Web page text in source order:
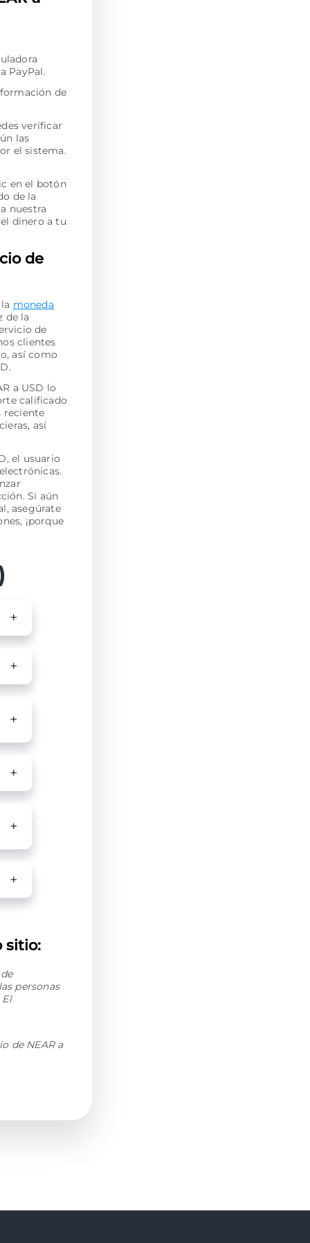
PayPal.
de
verificar
las
el sistema.
en el botón
de la
nuestra
dinero a tu
de
moneda
de la
de
clientes
así como
a USD lo
calificado
reciente
así
el usuario
Si aún
asegúrate
¡porque
sitio:
personas
de NEAR a